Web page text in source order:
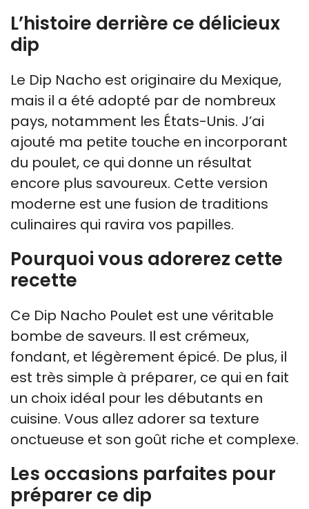
L’histoire derrière ce délicieux
dip
Le Dip Nacho est originaire du Mexique,
mais il a été adopté par de nombreux
pays, notamment les États-Unis. J’ai
ajouté ma petite touche en incorporant
du poulet, ce qui donne un résultat
encore plus savoureux. Cette version
moderne est une fusion de traditions
culinaires qui ravira vos papilles.
Pourquoi vous adorerez cette
recette
Ce Dip Nacho Poulet est une véritable
bombe de saveurs. Il est crémeux,
fondant, et légèrement épicé. De plus, il
est très simple à préparer, ce qui en fait
un choix idéal pour les débutants en
cuisine. Vous allez adorer sa texture
onctueuse et son goût riche et complexe.
Les occasions parfaites pour
préparer ce dip